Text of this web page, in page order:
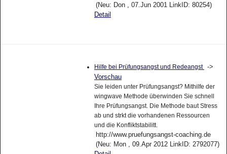
(Neu: Don , 07.Jun 2001 LinkID: 80254)
Detail
Hilfe bei Prüfungsangst und Redeangst ->
Vorschau
Sie leiden unter Prüfungsangst? Mithilfe der
wingwave Methode überwinden Sie schnell
Ihre Prüfungsangst. Die Methode baut Stress
ab und strkt die vorhandenen Ressourcen
und die Konfliktstabilitt.
http://www.pruefungsangst-coaching.de
(Neu: Mon , 09.Apr 2012 LinkID: 2792077)